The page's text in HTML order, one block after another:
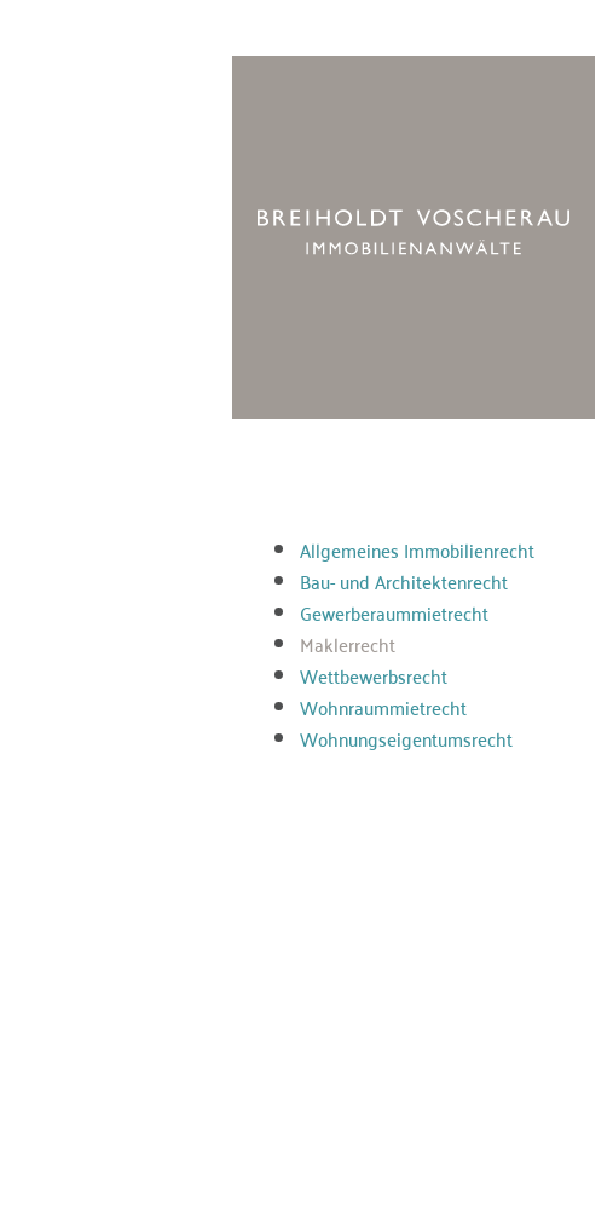
Allgemeines Immobilienrecht
Bau- und Architektenrecht
Gewerberaummietrecht
Maklerrecht
Wettbewerbsrecht
Wohnraummietrecht
Wohnungseigentumsrecht